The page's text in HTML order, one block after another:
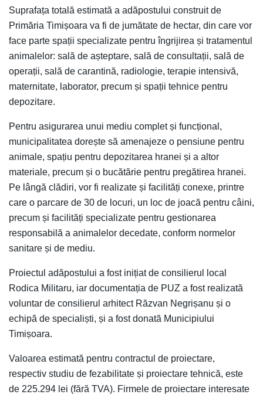
Suprafața totală estimată a adăpostului construit de
Primăria Timișoara va fi de jumătate de hectar, din care vor
face parte spații specializate pentru îngrijirea și tratamentul
animalelor: sală de așteptare, sală de consultații, sală de
operații, sală de carantină, radiologie, terapie intensivă,
maternitate, laborator, precum și spații tehnice pentru
depozitare.
Pentru asigurarea unui mediu complet și funcțional,
municipalitatea dorește să amenajeze o pensiune pentru
animale, spațiu pentru depozitarea hranei și a altor
materiale, precum și o bucătărie pentru pregătirea hranei.
Pe lângă clădiri, vor fi realizate și facilități conexe, printre
care o parcare de 30 de locuri, un loc de joacă pentru câini,
precum și facilități specializate pentru gestionarea
responsabilă a animalelor decedate, conform normelor
sanitare și de mediu.
Proiectul adăpostului a fost inițiat de consilierul local
Rodica Militaru, iar documentația de PUZ a fost realizată
voluntar de consilierul arhitect Răzvan Negrișanu și o
echipă de specialiști, și a fost donată Municipiului
Timișoara.
Valoarea estimată pentru contractul de proiectare,
respectiv studiu de fezabilitate și proiectare tehnică, este
de 225.294 lei (fără TVA). Firmele de proiectare interesate